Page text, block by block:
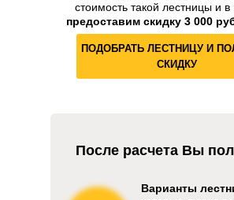
стоимость такой лестницы и в
предоставим скидку 3 000
После расчета Вы
Варианты
ПОДОБРАТЬ ЛЕСТНИЦУ И
СКИДКУ